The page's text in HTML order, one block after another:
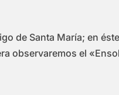
de Santa María; en
observaremos el